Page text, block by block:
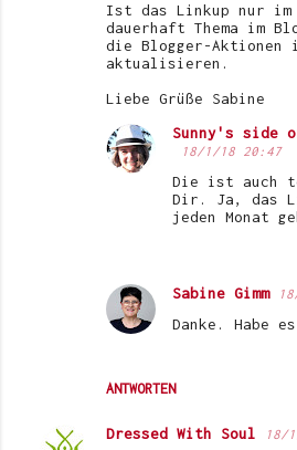
Ist das Linkup nur im
dauerhaft Thema im
die Blogger-Aktionen
aktualisieren.
Liebe Grüße Sabine
ANTWORTEN
Sunny's side
18/1/18 20:47
Die ist auch
Dir. Ja, das
jeden Monat
Sabine Gimm
Danke. Habe
Dressed With Soul 18/